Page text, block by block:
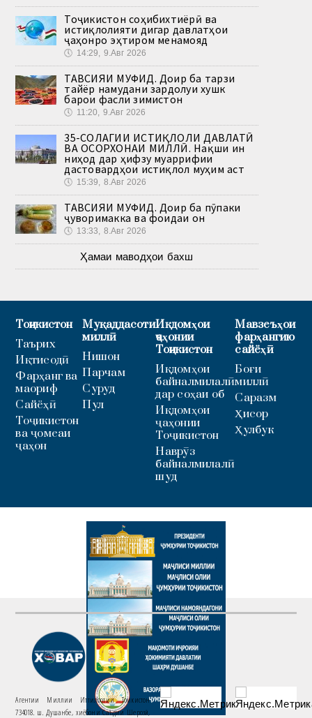
Тоҷикистон соҳибихтиёрӣ ва
истиқлолияти дигар давлатҳои
ҷаҳонро эҳтиром менамояд
🕔 14:29, 9.Авг 2026
ТАВСИЯИ МУФИД. Доир ба тарзи
тайёр намудани зардолуи хушк
барои фасли зимистон
🕔 11:20, 9.Авг 2026
35-СОЛАГИИ ИСТИҚЛОЛИ ДАВЛАТӢ
ВА ОСОРХОНАИ МИЛЛӢ. Нақши ин
ниҳод дар ҳифзу муаррифии
дастовардҳои истиқлол муҳим аст
🕔 15:39, 8.Авг 2026
ТАВСИЯИ МУФИД. Доир ба пӯпаки
ҷуворимакка ва фоидаи он
🕔 13:33, 8.Авг 2026
Ҳамаи маводҳои бахш
Тоҷикистон
Таърих
Иқтисодӣ
Фарҳанг ва
маориф
Сайёҳӣ
Тоҷикистон
ва ҷомеаи
ҷаҳон
Муқаддасоти
миллӣ
Нишон
Парчам
Суруд
Пул
Иқдомҳои
ҷаҳонии
Тоҷикистон
Иқдомҳои
байналмилалӣ
дар соҳаи об
Иқдомҳои
ҷаҳонии
Тоҷикистон
Наврӯз
байналмилалӣ
шуд
Мавзеъҳои
фарҳангию
сайёҳӣ
Боғи
миллӣ
Саразм
Ҳисор
Ҳулбук
Агентии Миллии Иттилоотии Тоҷикистон
734018. ш. Душанбе, хиёбони Саъдии Шерозӣ,